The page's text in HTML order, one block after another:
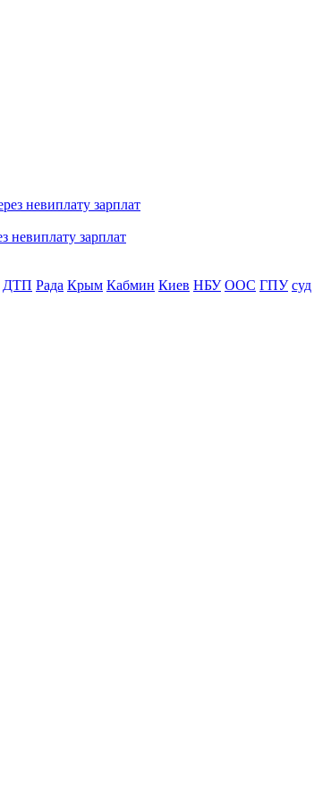
невиплату зарплат
ДТП Рада Крым Кабмин Киев НБУ ООС ГПУ суд